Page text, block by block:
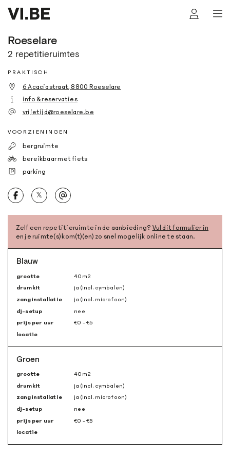
Roeselare
2 repetitieruimtes
PRAKTISCH
6 Acaciastraat, 8800 Roeselare
info & reservaties
vrijetijd@roeselare.be
VOORZIENINGEN
bergruimte
bereikbaar met fiets
parking
𝕏
Zelf een repetitieruimte in de aanbieding? Vul dit formulier in
en je ruimte(s) kom(t)(en) zo snel mogelijk online te staan.
Blauw
grootte 40m2
drumkit
ja (incl. cymbalen)
zanginstallatie
ja (incl. microfoon)
dj-setup
nee
prijs per uur
€0 - €5
locatie
Groen
grootte 40m2
drumkit
ja (incl. cymbalen)
zanginstallatie
ja (incl. microfoon)
dj-setup
nee
prijs per uur
€0 - €5
locatie